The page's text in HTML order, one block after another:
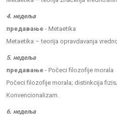
4. недеља
предавање - Metaetika
Metaetika – teorija opravdavanja
5. недеља
предавање - Počeci filozofije morala
Počeci filozofije morala; distinkcija
Konvencionalizam.
6. недеља